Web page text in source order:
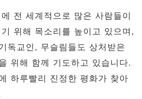
전 세계적으로 많은 사람들이
위해 목소리를 높이고 있으며,
독교인, 무슬림들도 상처받은
위해 함께 기도하고 있습니다.
하루빨리 진정한 평화가 찾아